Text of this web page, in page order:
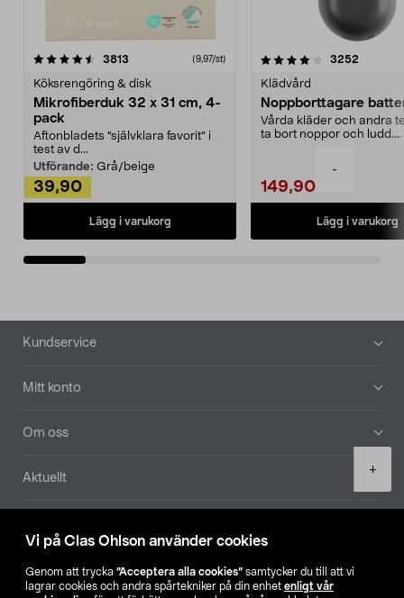
Vi på Clas Ohlson använder cookies
Genom att trycka ”Acceptera alla cookies” samtycker du till att vi
lagrar cookies och andra spårtekniker på din enhet enligt vår
-
+
3813 (9,97/st)
Köksrengöring & disk
Mikrofiberduk 32 x 31 cm, 4-
pack
Aftonbladets "självklara favorit” i
test av d...
Utförande: Grå/beige
39,90
Lägg i varukorg
4.0av 5 stjärnor 3252
Klädvård
Noppborttagare
Vårda kläder och andra
ta bort noppor och ludd.
149,90
Lägg i varukorg
4.5av 5 stjärnor
Sidfot
Kundservice
Mitt konto
Om oss
Aktuellt
Hitta butik